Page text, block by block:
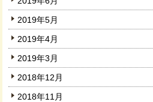
2019年5月
2019年4月
2019年3月
2018年12月
2018年11月